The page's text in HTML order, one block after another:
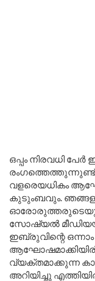
ഒപ്പം നിരവധി
വളരെയധികം
കുടുംബവും.
ഓരോരുത്തരുടെയും
സോഷ്യൽ
ഇബ്രുവിന്റെ
വ്യക്തമാക്കുന്ന
അറിയിച്ചു